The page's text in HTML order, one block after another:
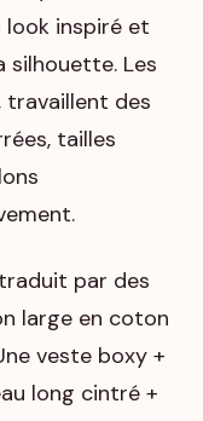
inspiré et
silhouette. Les
travaillent des
tailles
par des
large en coton
veste boxy +
long cintré +